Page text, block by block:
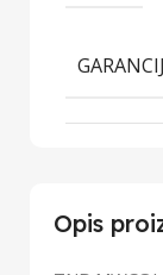
Opis